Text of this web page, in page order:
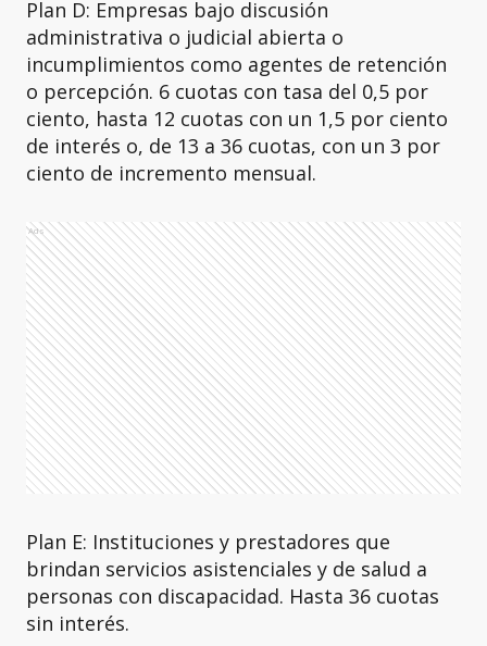
Plan D: Empresas bajo discusión
administrativa o judicial abierta o
incumplimientos como agentes de retención
o percepción. 6 cuotas con tasa del 0,5 por
ciento, hasta 12 cuotas con un 1,5 por ciento
de interés o, de 13 a 36 cuotas, con un 3 por
ciento de incremento mensual.
Ads
Plan E: Instituciones y prestadores que
brindan servicios asistenciales y de salud a
personas con discapacidad. Hasta 36 cuotas
sin interés.